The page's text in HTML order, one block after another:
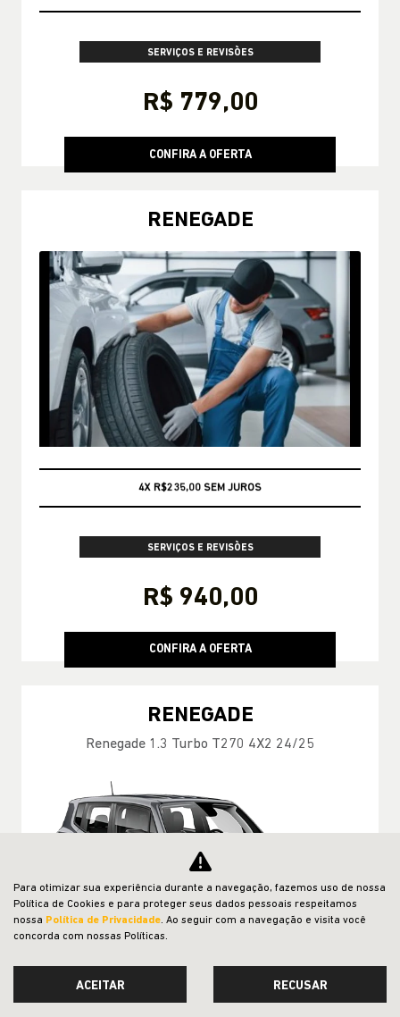
SERVIÇOS E REVISÕES
R$ 779,00
CONFIRA A OFERTA
RENEGADE
CONSULTE CONDIÇÕES
SERVIÇOS E REVISÕES
R$ 940,00
CONFIRA A OFERTA
RENEGADE
Renegade 1.3 Turbo T270 4X2 24/25
Para otimizar sua experiência durante a navegação, fazemos uso de nossa
Política de Cookies e para proteger seus dados pessoais respeitamos
nossa Política de Privacidade. Ao seguir com a navegação e visita você
concorda com nossas Políticas.
ACEITAR RECUSAR